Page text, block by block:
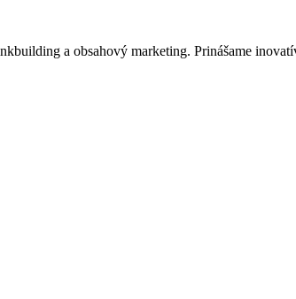
a obsahový marketing. Prinášame